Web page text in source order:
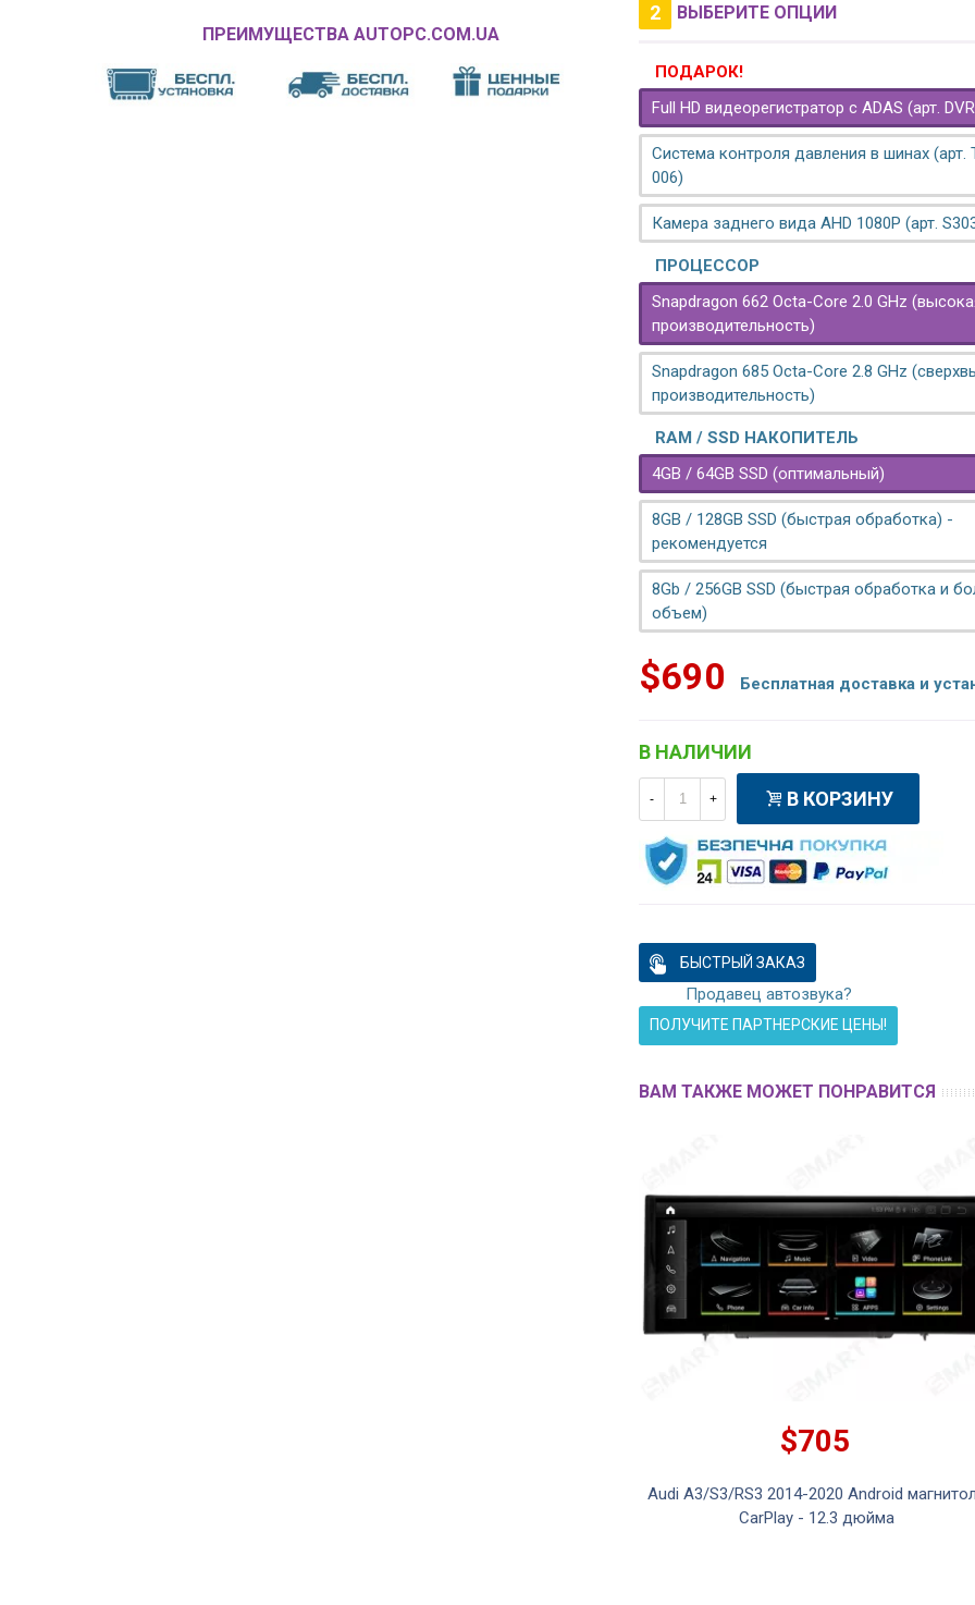
ПРЕИМУЩЕСТВА AUTOPC.COM.UA
2 ВЫБЕРИТЕ ОПЦИИ
ПОДАРОК!
Full HD видеорегистратор с ADAS (арт.
Система контроля давления в шинах (арт.
006)
Камера заднего вида AHD 1080P (арт.
ПРОЦЕССОР
Snapdragon 662 Octa-Core 2.0 GHz
производительность)
Snapdragon 685 Octa-Core 2.8 GHz
производительность)
RAM / SSD НАКОПИТЕЛЬ
4GB / 64GB SSD (оптимальный)
8GB / 128GB SSD (быстрая обработка) -
рекомендуется
8Gb / 256GB SSD (быстрая обработка и
объем)
$690 Бесплатная доставка и
В НАЛИЧИИ
- + В КОРЗИНУ
БЫСТРЫЙ ЗАКАЗ
Продавец автозвука?
ПОЛУЧИТЕ ПАРТНЕРСКИЕ ЦЕНЫ!
ВАМ ТАКЖЕ МОЖЕТ ПОНРАВИТСЯ
$705
Audi A3/S3/RS3 2014-2020 Android
CarPlay - 12.3 дюйма